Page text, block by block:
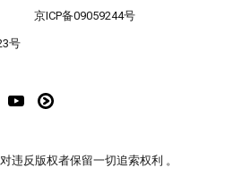
京ICP备09059244号
号
违反版权者保留一切追索权利 。